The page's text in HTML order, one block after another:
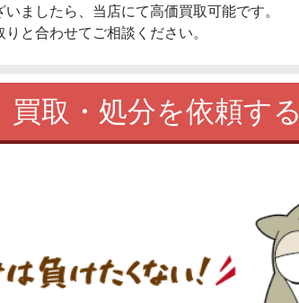
ましたら、当店にて高価買取可能です。
と合わせてご相談ください。
買取・処分を依頼する